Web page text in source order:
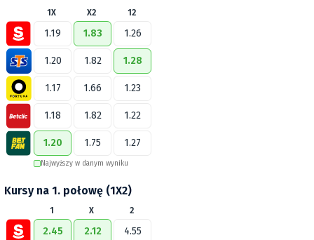
1X X2 12
1.19 1.83 1.26
1.20 1.82 1.28
1.17 1.66 1.23
1.18 1.82 1.22
1.20 1.75 1.27
Najwyższy w danym wyniku
Kursy na 1. połowę (1X2)
1 X 2
2.45 2.12 4.55